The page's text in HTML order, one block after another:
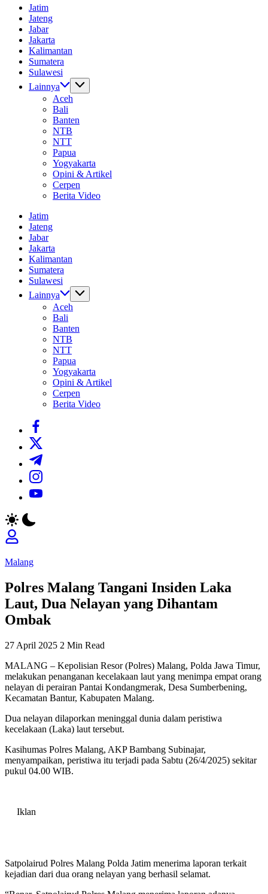
Dunia
Tanpa
Batas
Informasi
Dunia
Tanpa
Batas
Jatim
Jateng
Jabar
Jakarta
Kalimantan
Sumatera
Sulawesi
Lainnya
Aceh
Bali
Banten
NTB
NTT
Papua
Yogyakarta
Opini & Artikel
Cerpen
Berita Video
Jatim
Jateng
Jabar
Jakarta
Kalimantan
Sumatera
Sulawesi
Lainnya
Aceh
Bali
Banten
NTB
NTT
Papua
Yogyakarta
Opini & Artikel
Cerpen
Berita Video
https://www.facebook.com/
https://twitter.com/
https://t.me/
https://www.instagram.com/
https://youtube.com/
Malang
Polres Malang Tangani Insiden Laka
Laut, Dua Nelayan yang Dihantam
Ombak
27 April 2025 2 Min Read
MALANG – Kepolisian Resor (Polres) Malang, Polda Jawa Timur,
melakukan penanganan kecelakaan laut yang menimpa empat orang
nelayan di perairan Pantai Kondangmerak, Desa Sumberbening,
Kecamatan Bantur, Kabupaten Malang.
Dua nelayan dilaporkan meninggal dunia dalam peristiwa
kecelakaan (Laka) laut tersebut.
Kasihumas Polres Malang, AKP Bambang Subinajar,
menyampaikan, peristiwa itu terjadi pada Sabtu (26/4/2025) sekitar
pukul 04.00 WIB.
Iklan
Satpolairud Polres Malang Polda Jatim menerima laporan terkait
kejadian dari dua orang nelayan yang berhasil selamat.